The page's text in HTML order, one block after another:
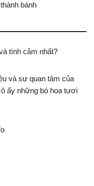
bánh
tình cảm nhất?
và sự quan tâm của
ấy những bó hoa tươi